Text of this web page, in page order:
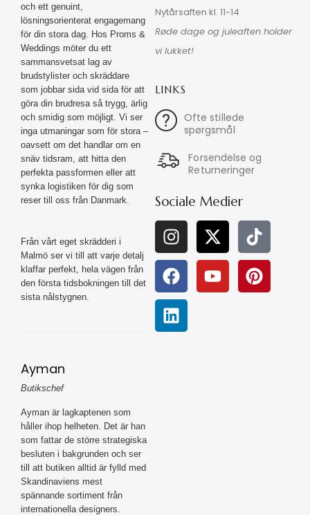
och ett genuint,
lösningsorienterat engagemang
för din stora dag. Hos Proms &
Weddings möter du ett
sammansvetsat lag av
brudstylister och skräddare
som jobbar sida vid sida för att
göra din brudresa så trygg, ärlig
och smidig som möjligt. Vi ser
inga utmaningar som för stora –
oavsett om det handlar om en
snäv tidsram, att hitta den
perfekta passformen eller att
synka logistiken för dig som
reser till oss från Danmark.
Från vårt eget skrädderi i
Malmö ser vi till att varje detalj
klaffar perfekt, hela vägen från
den första tidsbokningen till det
sista nålstygnen.
Ayman
Butikschef
Ayman är lagkaptenen som
håller ihop helheten. Det är han
som fattar de större strategiska
besluten i bakgrunden och ser
till att butiken alltid är fylld med
Skandinaviens mest
spännande sortiment från
internationella designers.
Nytårsaften kl. 11-14
Røde dage og juleaften holder
vi lukket!
LINKS
Ofte stillede
spørgsmål
Forsendelse og
Returneringer
Sociale Medier